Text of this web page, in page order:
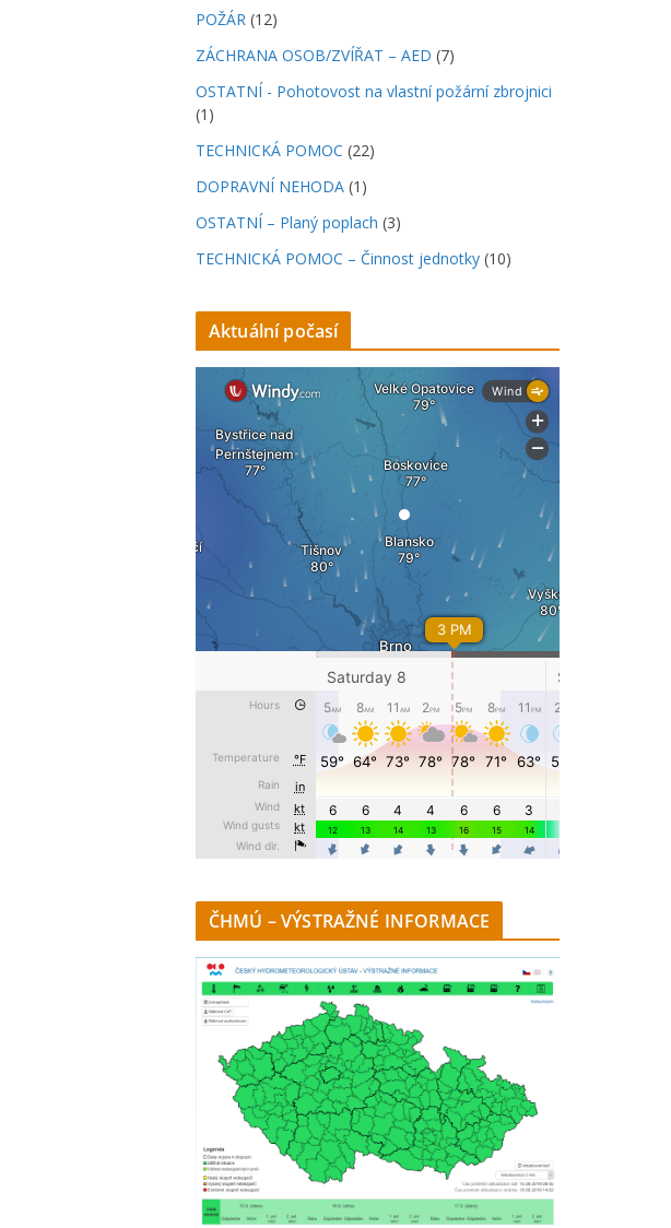
POŽÁR (12)
ZÁCHRANA OSOB/ZVÍŘAT – AED (7)
OSTATNÍ - Pohotovost na vlastní požární zbrojnici
(1)
TECHNICKÁ POMOC (22)
DOPRAVNÍ NEHODA (1)
OSTATNÍ – Planý poplach (3)
TECHNICKÁ POMOC – Činnost jednotky (10)
Aktuální počasí
ČHMÚ – VÝSTRAŽNÉ INFORMACE